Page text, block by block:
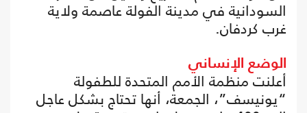
السودانية في مدينة الفولة عاصمة ولاية
غرب كردفان.
الوضع الإنساني
أعلنت منظمة الأمم المتحدة للطفولة
“يونيسف”، الجمعة، أنها تحتاج بشكل عاجل